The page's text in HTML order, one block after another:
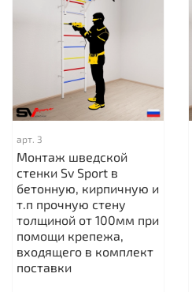
арт. 3
Монтаж шведской
стенки Sv Sport в
бетонную, кирпичную и
т.п прочную стену
толщиной от 100мм при
помощи крепежа,
входящего в комплект
поставки